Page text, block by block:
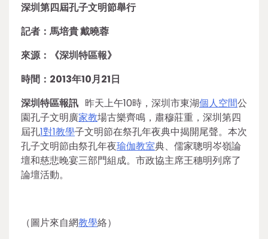
深圳第四屆孔子文明節舉行
記者：馬培貴 戴曉蓉
來源：《深圳特區報》
時間：2013年10月21日
深圳特區報訊 昨天上午10時，深圳市東湖個人空間公
園孔子文明廣家教場古樂齊鳴，肅穆莊重，深圳第四
屆孔1對1教學子文明節在祭孔年夜典中揭開尾聲。本次
孔子文明節由祭孔年夜瑜伽教室典、儒家聰明岑嶺論
壇和慈悲晚宴三部門組成。市政協主席王穗明列席了
論壇活動。
（圖片來自網教學絡）